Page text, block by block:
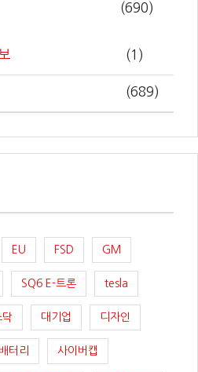
(690)
(1)
(689)
EU FSD GM
SQ6 E-트론 tesla
닥 대기업 디자인
배터리 사이버캡